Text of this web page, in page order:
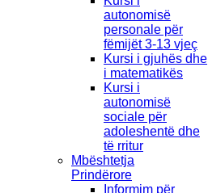
autonomisë
personale për
fëmijët 3-13 vjeç
Kursi i gjuhës dhe
i matematikës
Kursi i
autonomisë
sociale për
adoleshentë dhe
të rritur
Mbështetja
Prindërore
Informim për